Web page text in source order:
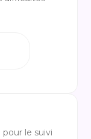
le suivi